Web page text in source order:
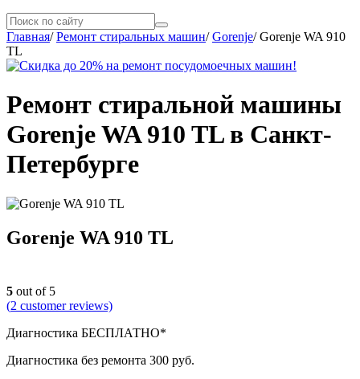
Главная/Ремонт стиральных машин/Gorenje/Gorenje WA 910
TL
Ремонт стиральной машины
Gorenje WA 910 TL в Санкт-
Петербурге
Gorenje WA 910 TL
5 out of 5
(2 customer reviews)
Диагностика БЕСПЛАТНО*
Диагностика без ремонта 300 руб.